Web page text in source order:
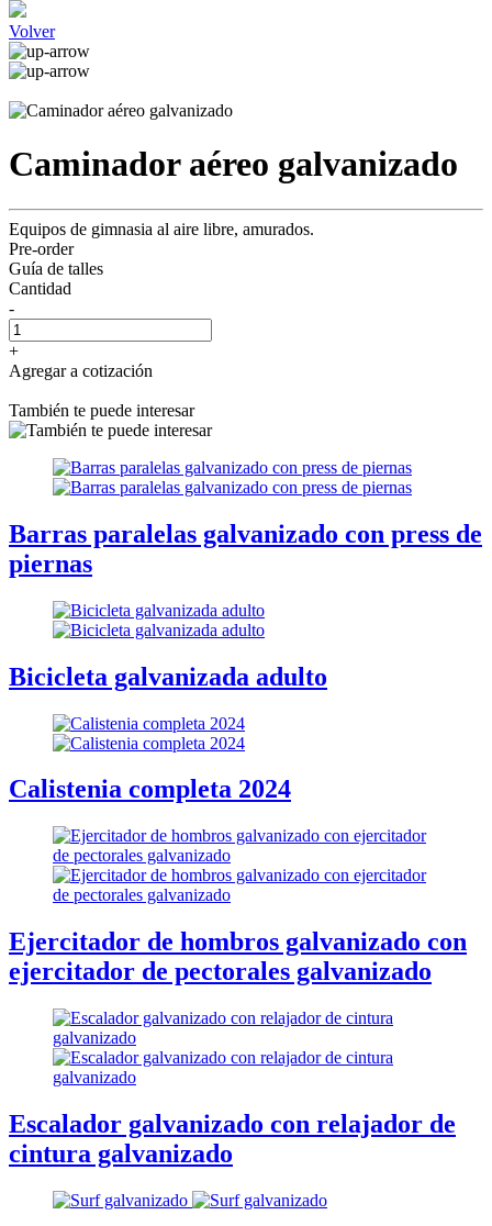
Volver
Caminador aéreo galvanizado
Equipos de gimnasia al aire libre, amurados.
Pre-order
Guía de talles
Cantidad
-
+
Agregar a cotización
También te puede interesar
Barras paralelas galvanizado con press de
piernas
Bicicleta galvanizada adulto
Calistenia completa 2024
Ejercitador de hombros galvanizado con
ejercitador de pectorales galvanizado
Escalador galvanizado con relajador de
cintura galvanizado